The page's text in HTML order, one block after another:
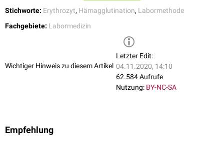
Antikörper sind vorhanden. Der
Hämagglutinationstiter ist dann die
Verdünnungsstufe, bei der gerade noch eine Hämagglutination
verhindert wird.
Stichworte: Erythrozyt, Hämagglutination, Labormethode
Fachgebiete: Labormedizin
Wichtiger Hinweis zu diesem Artikel
Letzter Edit:
04.11.2020, 14:10
62.584 Aufrufe
Nutzung: BY-NC-SA
Empfehlung